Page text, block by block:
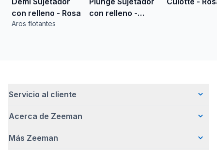
con relleno - Rosa
Aros flotantes
con relleno -
Servicio al cliente
Preguntas frecuentes
Entrega
Acerca de Zeeman
Quiénes somos
Más Zeeman